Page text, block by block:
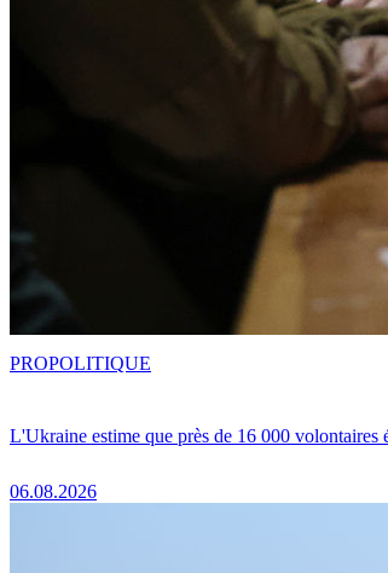
L'Ukraine estime que près de 16 000 volontaires
06.08.2026
PROPOLITIQUE